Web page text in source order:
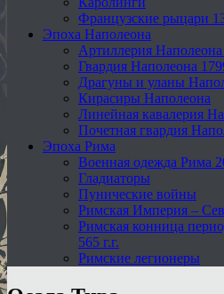
Французские рыцари
Эпоха Наполеона
Артиллерия
Гвардия Наполеона
Драгуны и уланы
Кирасиры Наполеона
Линейная кавалерия
Почетная гвардия
Эпоха Рима
Военная одежда Рима
Гладиаторы
Пунические войны
Римская Империя –
Римская конница
565 г.г.
Римские легионеры